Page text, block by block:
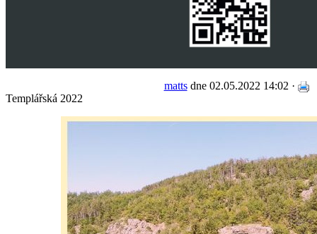
mattsdne 02.05.2022 14:02 ·
Templářská 2022